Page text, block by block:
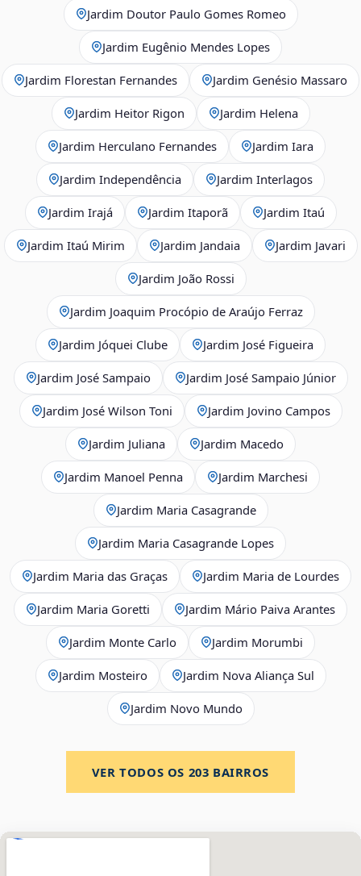
Jardim Doutor Paulo Gomes Romeo
Jardim Eugênio Mendes Lopes
Jardim Florestan Fernandes Jardim Genésio Massaro
Jardim Heitor Rigon Jardim Helena
Jardim Herculano Fernandes Jardim Iara
Jardim Independência Jardim Interlagos
Jardim Irajá Jardim Itaporã Jardim Itaú
Jardim Itaú Mirim Jardim Jandaia Jardim Javari
Jardim João Rossi
Jardim Joaquim Procópio de Araújo Ferraz
Jardim Jóquei Clube Jardim José Figueira
Jardim José Sampaio Jardim José Sampaio Júnior
Jardim José Wilson Toni Jardim Jovino Campos
Jardim Juliana Jardim Macedo
Jardim Manoel Penna Jardim Marchesi
Jardim Maria Casagrande
Jardim Maria Casagrande Lopes
Jardim Maria das Graças Jardim Maria de Lourdes
Jardim Maria Goretti Jardim Mário Paiva Arantes
Jardim Monte Carlo Jardim Morumbi
Jardim Mosteiro Jardim Nova Aliança Sul
Jardim Novo Mundo
VER TODOS OS 203 BAIRROS